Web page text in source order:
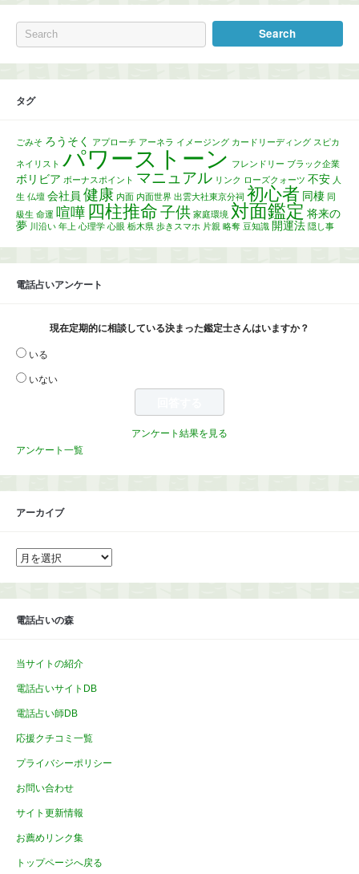
タグ
ごみそ ろうそく アプローチ アーネラ イメージング カードリーディング スピカ
ネイリスト パワーストーン フレンドリー ブラック企業
ボリビア ボーナスポイント マニュアル リンク ローズクォーツ 不安 人
生 仏壇 会社員 健康 内面 内面世界 出雲大社東京分祠 初心者 同棲 同
級生 命運 喧嘩 四柱推命子供 家庭環境 対面鑑定 将来の
夢 川沿い 年上 心理学 心眼 栃木県 歩きスマホ 片親 略奪 豆知識 開運法 隠し事
電話占いアンケート
現在定期的に相談している決まった鑑定士さんはいますか？
いる
いない
アンケート結果を見る
アンケート一覧
アーカイブ
ア
ー
イ
電話占いの森
当サイトの紹介
電話占いサイトDB
電話占い師DB
応援クチコミ一覧
プライバシーポリシー
お問い合わせ
サイト更新情報
お薦めリンク集
トップページへ戻る